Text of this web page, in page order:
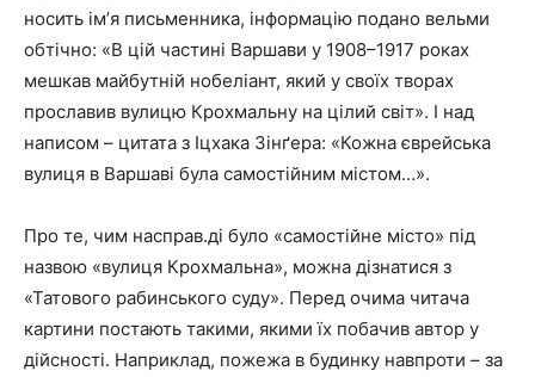
носить імʼя письменника, інформацію подано вельми
обтічно: «В цій частині Варшави у 1908–1917 роках
мешкав майбутній нобеліант, який у своїх творах
прославив вулицю Крохмальну на цілий світ». І над
написом – цитата з Іцхака Зінґера: «Кожна єврейська
вулиця в Варшаві була самостійним містом…».
Про те, чим насправ.ді було «самостійне місто» під
назвою «вулиця Крохмальна», можна дізнатися з
«Татового рабинського суду». Перед очима читача
картини постають такими, якими їх побачив автор у
дійсності. Наприклад, пожежа в будинку навпроти – за